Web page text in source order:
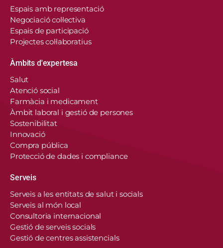
Espais amb representació
Negociació col·lectiva
Espais de participació
Projectes col·laboratius
Àmbits d'expertesa
Salut
Atenció social
Farmàcia i medicament
Àmbit laboral i gestió de persones
Sostenibilitat
Innovació
Compra pública
Protecció de dades i compliance
Serveis
Serveis a les entitats de salut i socials
Serveis al món local
Consultoria internacional
Gestió de serveis socials
Gestió de centres assistencials